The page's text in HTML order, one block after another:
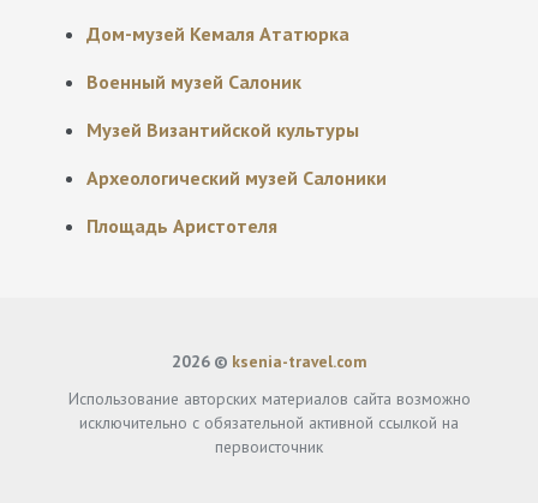
Дом-музей Кемаля Ататюрка
Военный музей Салоник
Музей Византийской культуры
Археологический музей Салоники
Площадь Аристотеля
2026 © ksenia-travel.com
Использование авторских материалов сайта возможно
исключительно с обязательной активной ссылкой на
первоисточник